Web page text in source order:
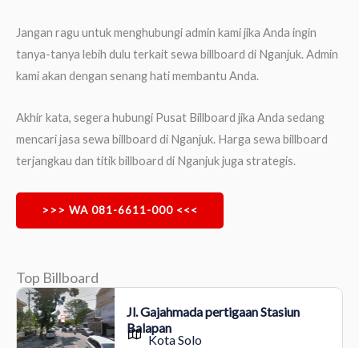
Jangan ragu untuk menghubungi admin kami jika Anda ingin
tanya-tanya lebih dulu terkait sewa billboard di Nganjuk. Admin
kami akan dengan senang hati membantu Anda.
Akhir kata, segera hubungi Pusat Billboard jika Anda sedang
mencari jasa sewa billboard di Nganjuk. Harga sewa billboard
terjangkau dan titik billboard di Nganjuk juga strategis.
>>> WA 081-6611-000 <<<
Top Billboard
Jl. Gajahmada pertigaan Stasiun
Balapan
Kota Solo